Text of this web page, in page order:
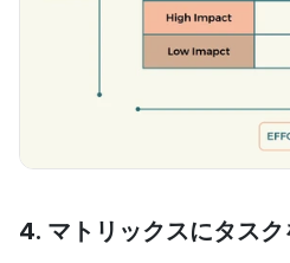
4. マトリックスにタス